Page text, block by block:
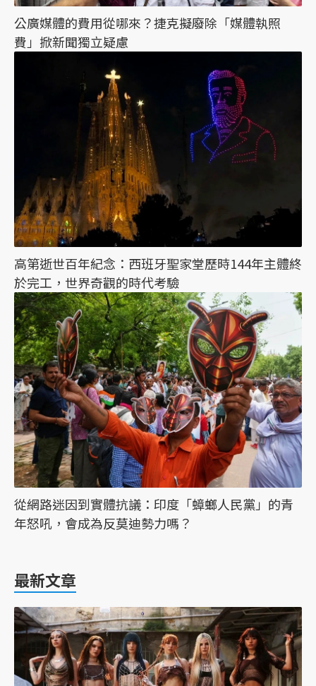
公廣媒體的費用從哪來？捷克擬廢除「媒體執照
費」掀新聞獨立疑慮
高第逝世百年紀念：西班牙聖家堂歷時144年主體終
於完工，世界奇觀的時代考驗
從網路迷因到實體抗議：印度「蟑螂人民黨」的青
年怒吼，會成為反莫迪勢力嗎？
最新文章